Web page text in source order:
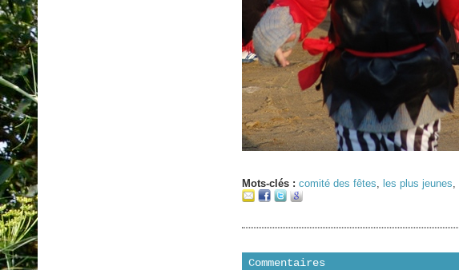
Mots-clés : comité des fêtes, les plus jeunes,
Commentaires